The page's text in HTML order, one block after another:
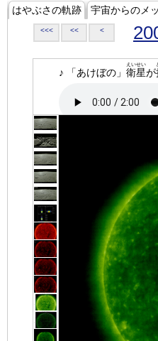
はやぶさの軌跡 宇宙からのメ
<<< << <
♪ 「あけぼの」 衛星
えいせい
が